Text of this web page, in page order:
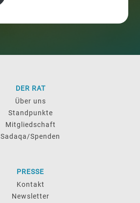
DER RAT
Über uns
Standpunkte
Mitgliedschaft
Sadaqa/Spenden
PRESSE
Kontakt
Newsletter